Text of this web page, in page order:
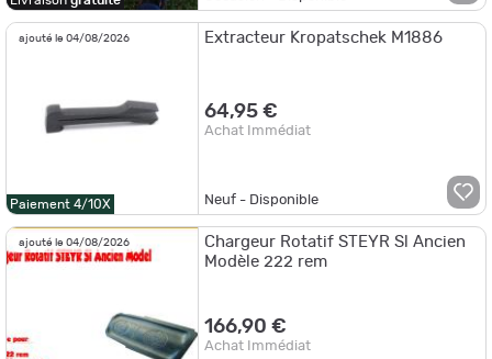
ajouté le 04/08/2026
Paiement 4/10X
Extracteur Kropatschek M1886
64,95 €
Achat Immédiat
Neuf - Disponible
ajouté le 04/08/2026
Chargeur Rotatif STEYR Sl Ancien
Modèle 222 rem
166,90 €
Achat Immédiat